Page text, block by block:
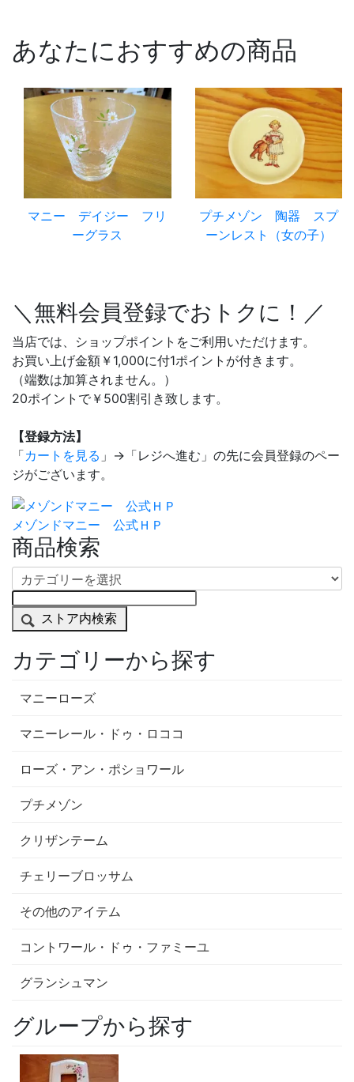
あなたにおすすめの商品
マニー デイジー フリ
ーグラス
プチメゾン 陶器 スプ
ーンレスト（女の子）
＼無料会員登録でおトクに！／
当店では、ショップポイントをご利用いただけます。
お買い上げ金額￥1,000に付1ポイントが付きます。
（端数は加算されません。）
20ポイントで￥500割引き致します。
【登録方法】
「カートを見る 」→「レジへ進む」の先に会員登録のペー
ジがございます。
メゾンドマニー 公式ＨＰ
商品検索
ストア内検索
カテゴリーから探す
マニーローズ
マニーレール・ドゥ・ロココ
ローズ・アン・ポショワール
プチメゾン
クリザンテーム
チェリーブロッサム
その他のアイテム
コントワール・ドゥ・ファミーユ
グランシュマン
グループから探す